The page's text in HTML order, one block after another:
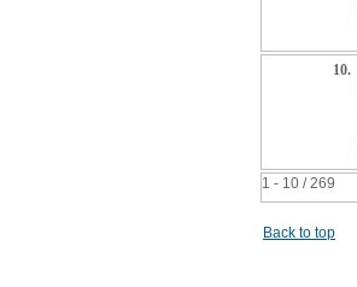
1 - 10 / 269
10.
Back to top